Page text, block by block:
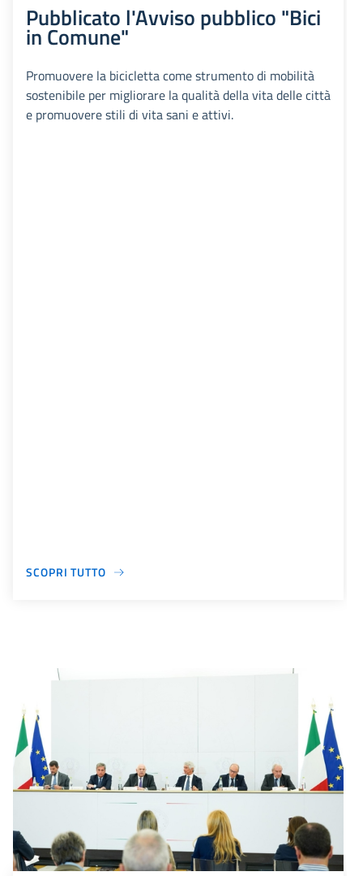
Pubblicato l'Avviso pubblico "Bici
in Comune"
Promuovere la bicicletta come strumento di mobilità
sostenibile per migliorare la qualità della vita delle città
e promuovere stili di vita sani e attivi.
SCOPRI TUTTO